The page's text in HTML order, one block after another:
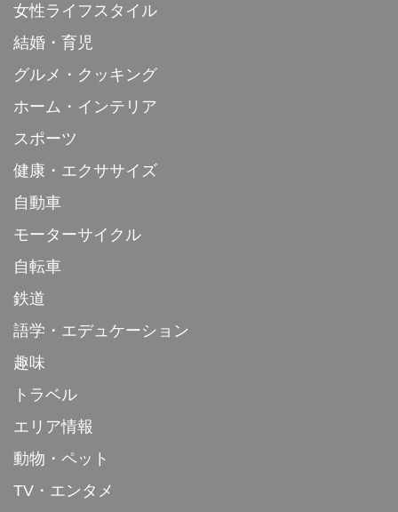
女性ライフスタイル
結婚・育児
グルメ・クッキング
ホーム・インテリア
スポーツ
健康・エクササイズ
自動車
モーターサイクル
自転車
鉄道
語学・エデュケーション
趣味
トラベル
エリア情報
動物・ペット
TV・エンタメ